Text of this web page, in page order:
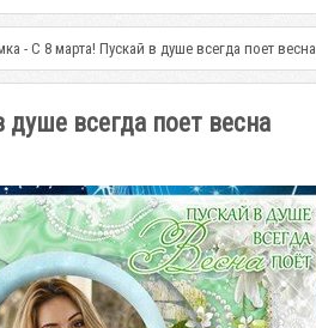
- С 8 марта! Пускай в душе всегда поет весна
всегда поет весна